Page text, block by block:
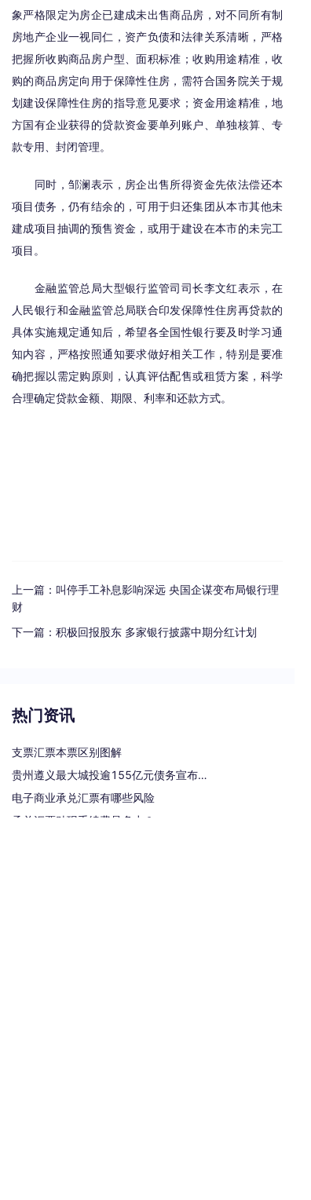
象严格限定为房企已建成未出售商品房，对不同所有制
房地产企业一视同仁，资产负债和法律关系清晰，严格
把握所收购商品房户型、面积标准；收购用途精准，收
购的商品房定向用于保障性住房，需符合国务院关于规
划建设保障性住房的指导意见要求；资金用途精准，地
方国有企业获得的贷款资金要单列账户、单独核算、专
款专用、封闭管理。
同时，邹澜表示，房企出售所得资金先依法偿还本
项目债务，仍有结余的，可用于归还集团从本市其他未
建成项目抽调的预售资金，或用于建设在本市的未完工
项目。
金融监管总局大型银行监管司司长李文红表示，在
人民银行和金融监管总局联合印发保障性住房再贷款的
具体实施规定通知后，希望各全国性银行要及时学习通
知内容，严格按照通知要求做好相关工作，特别是要准
确把握以需定购原则，认真评估配售或租赁方案，科学
合理确定贷款金额、期限、利率和还款方式。
上一篇： 叫停手工补息影响深远 央国企谋变布局银行理
财
下一篇： 积极回报股东 多家银行披露中期分红计划
热门资讯
支票汇票本票区别图解
贵州遵义最大城投逾155亿元债务宣布重组
电子商业承兑汇票有哪些风险
承兑汇票贴现手续费是多少？